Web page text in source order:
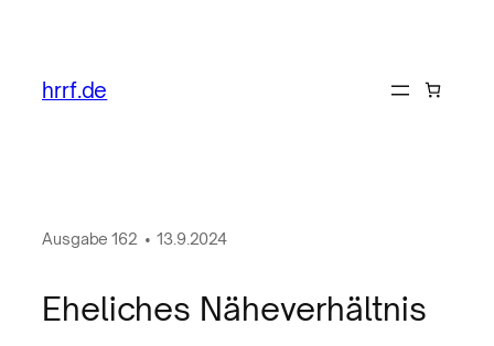
hrrf.de
Ausgabe162 •13.9.2024
Eheliches Näheverhältnis